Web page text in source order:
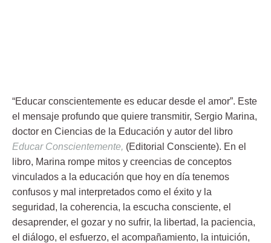
“Educar conscientemente es educar desde el amor”. Este
el mensaje profundo que quiere transmitir, Sergio Marina,
doctor en Ciencias de la Educación y autor del libro
Educar Conscientemente, (Editorial Consciente). En el
libro, Marina rompe mitos y creencias de conceptos
vinculados a la educación que hoy en día tenemos
confusos y mal interpretados como el éxito y la
seguridad, la coherencia, la escucha consciente, el
desaprender, el gozar y no sufrir, la libertad, la paciencia,
el diálogo, el esfuerzo, el acompañamiento, la intuición,